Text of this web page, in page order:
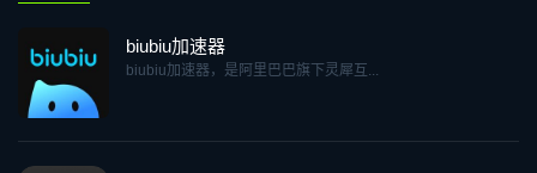
biubiu加速器
biubiu加速器，是阿里巴巴旗下灵犀互...